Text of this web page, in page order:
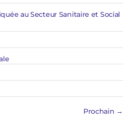
au Secteur Sanitaire et Social
Prochain →